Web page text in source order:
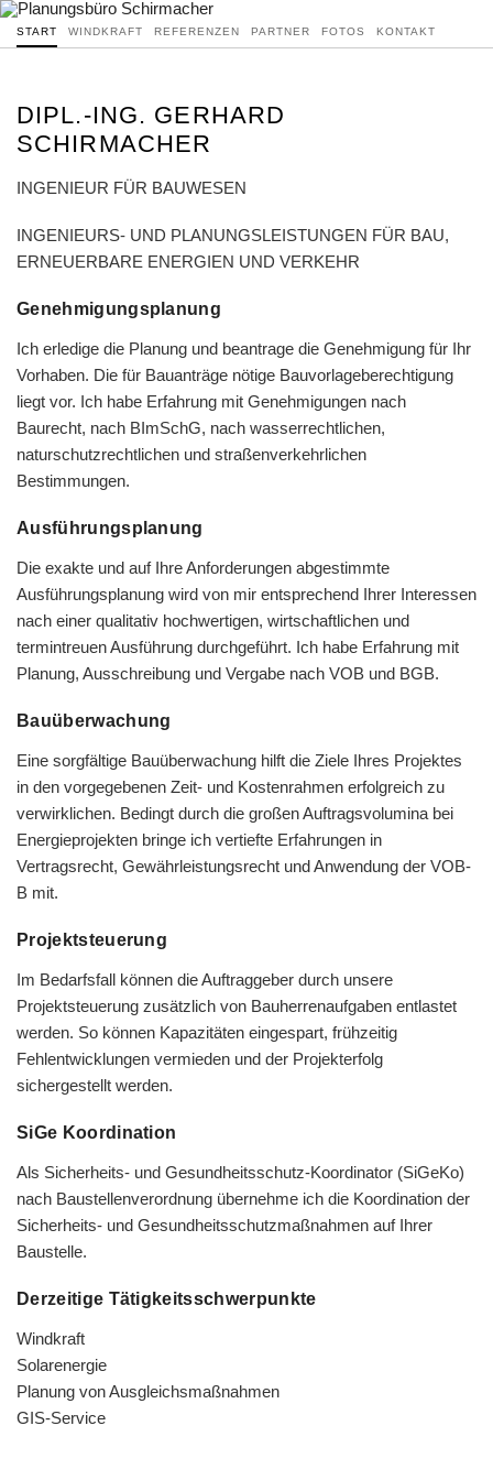
START WINDKRAFT REFERENZEN PARTNER FOTOS KONTAKT
DIPL.-ING. GERHARD
SCHIRMACHER
INGENIEUR FÜR BAUWESEN
INGENIEURS- UND PLANUNGSLEISTUNGEN FÜR BAU,
ERNEUERBARE ENERGIEN UND VERKEHR
Genehmigungsplanung
Ich erledige die Planung und beantrage die Genehmigung für Ihr
Vorhaben. Die für Bauanträge nötige Bauvorlageberechtigung
liegt vor. Ich habe Erfahrung mit Genehmigungen nach
Baurecht, nach BImSchG, nach wasserrechtlichen,
naturschutzrechtlichen und straßenverkehrlichen
Bestimmungen.
Ausführungsplanung
Die exakte und auf Ihre Anforderungen abgestimmte
Ausführungsplanung wird von mir entsprechend Ihrer Interessen
nach einer qualitativ hochwertigen, wirtschaftlichen und
termintreuen Ausführung durchgeführt. Ich habe Erfahrung mit
Planung, Ausschreibung und Vergabe nach VOB und BGB.
Bauüberwachung
Eine sorgfältige Bauüberwachung hilft die Ziele Ihres Projektes
in den vorgegebenen Zeit- und Kostenrahmen erfolgreich zu
verwirklichen. Bedingt durch die großen Auftragsvolumina bei
Energieprojekten bringe ich vertiefte Erfahrungen in
Vertragsrecht, Gewährleistungsrecht und Anwendung der VOB-
B mit.
Projektsteuerung
Im Bedarfsfall können die Auftraggeber durch unsere
Projektsteuerung zusätzlich von Bauherrenaufgaben entlastet
werden. So können Kapazitäten eingespart, frühzeitig
Fehlentwicklungen vermieden und der Projekterfolg
sichergestellt werden.
SiGe Koordination
Als Sicherheits- und Gesundheitsschutz-Koordinator (SiGeKo)
nach Baustellenverordnung übernehme ich die Koordination der
Sicherheits- und Gesundheitsschutzmaßnahmen auf Ihrer
Baustelle.
Derzeitige Tätigkeitsschwerpunkte
Windkraft
Solarenergie
Planung von Ausgleichsmaßnahmen
GIS-Service